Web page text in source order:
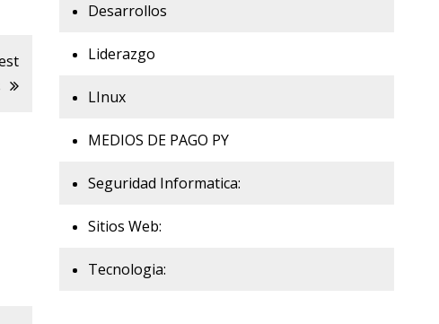
Desarrollos
Liderazgo
LInux
MEDIOS DE PAGO PY
Seguridad Informatica:
Sitios Web:
Tecnologia: